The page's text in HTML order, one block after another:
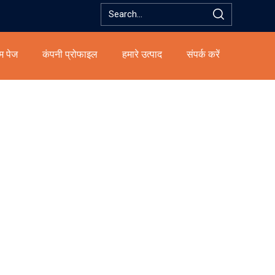
पेज कंपनी प्रोफाइल हमारे उत्पाद संपर्क करें